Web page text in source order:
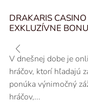
DRAKARIS
EXKLUZÍVNE
V dnešnej dobe je
hráčov, ktorí hľadajú
ponúka výnimočný
hráčov,...